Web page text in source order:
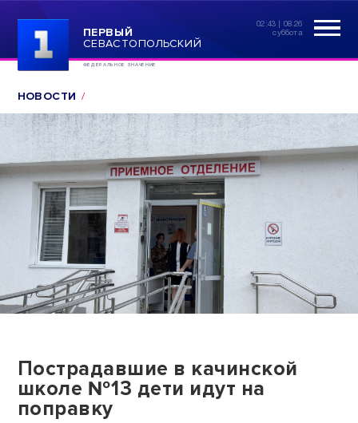
ПЕРВЫЙ
СЕВАСТОПОЛЬСКИЙ
ФЕДЕРАЛЬНОЕ ЗНАЧЕНИЕ
02:43 | 08.26
суббота
НОВОСТИ
Пострадавшие в качинской
школе №13 дети идут на
поправку